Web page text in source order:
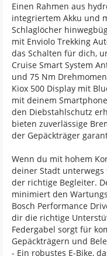
Einen Rahmen aus
integriertem Akku und
Schlaglöcher
mit Enviolo Trekking
das Schalten für dich,
Cruise Smart System
und 75 Nm
Kiox 500 Display mit
mit deinem
den Diebstahlschutz
bieten zuverlässige
der Gepäckträger
Wenn du mit hohem
deiner Stadt
der richtige Begleiter.
minimiert den
Bosch Performance
dir die richtige
Federgabel sorgt für
Gepäckträgern und
- Ein robustes E-Bike,